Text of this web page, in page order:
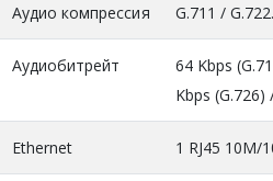
Аудио компрессия G.711 /
Аудиобитрейт
64 Kbps
Kbps
Ethernet 1 RJ45 10M/